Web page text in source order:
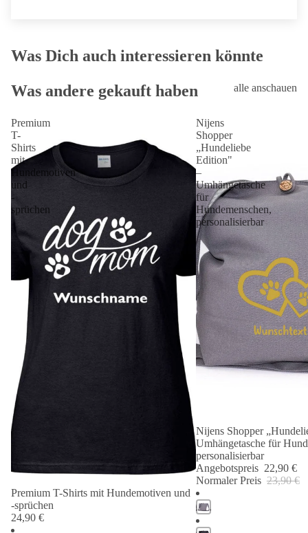
Was Dich auch interessieren könnte
Was andere gekauft haben
alle anschauen
Premium
T-
Shirts
mit
Hundemotiven
und
-
sprüchen
Premium T-Shirts mit Hundemotiven und
-sprüchen
24,90 €
Nijens
Shopper
„Hundeliebe
Edition"
–
Umhängetasche
für
Hundemenschen,
personalisierbar
Angebot 🐾
Nijens Shopper
Umhängetasche für
personalisierbar
Angebotspreis 22,90 €
Normaler Preis 23,90 €